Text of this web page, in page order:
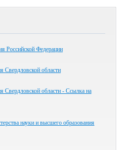
Российской Федерации
Свердловской области
Свердловской области - Ссылка на
науки и высшего образования